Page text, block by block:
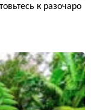
к разочаро